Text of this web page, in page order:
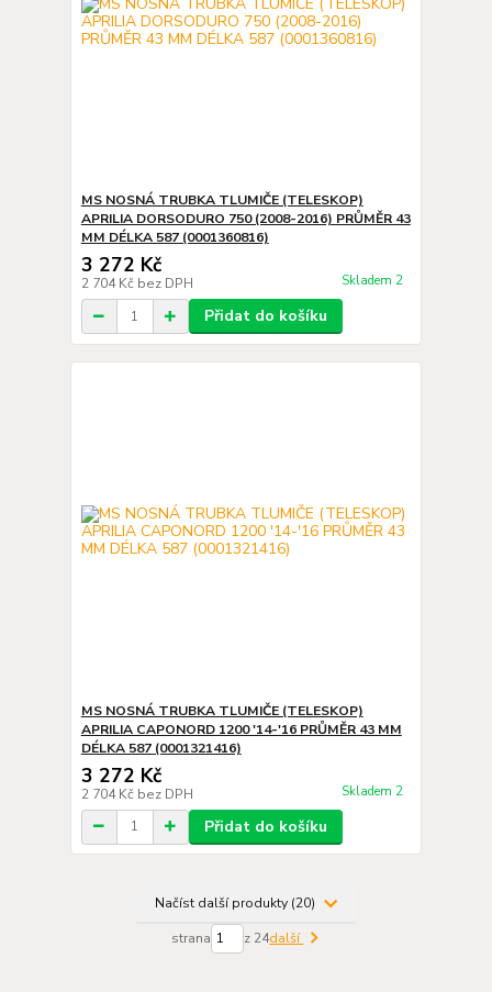
MS NOSNÁ TRUBKA TLUMIČE (TELESKOP)
APRILIA DORSODURO 750 (2008-2016) PRŮMĚR 43
MM DÉLKA 587 (0001360816)
3 272 Kč
2 704 Kč bez DPH Skladem 2
Přidat do košíku
MS NOSNÁ TRUBKA TLUMIČE (TELESKOP)
APRILIA CAPONORD 1200 '14-'16 PRŮMĚR 43 MM
DÉLKA 587 (0001321416)
3 272 Kč
2 704 Kč bez DPH Skladem 2
Přidat do košíku
Načíst další produkty (20)
strana z 24další